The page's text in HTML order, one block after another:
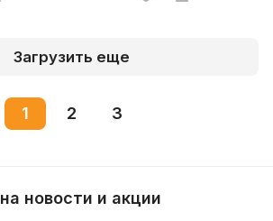
Загрузить еще
1 2 3
на новости и акции